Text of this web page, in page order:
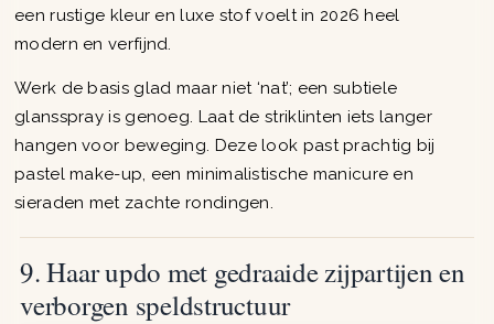
een rustige kleur en luxe stof voelt in 2026 heel
modern en verfijnd.
Werk de basis glad maar niet ‘nat’; een subtiele
glansspray is genoeg. Laat de striklinten iets langer
hangen voor beweging. Deze look past prachtig bij
pastel make-up, een minimalistische manicure en
sieraden met zachte rondingen.
9. Haar updo met gedraaide zijpartijen en
verborgen speldstructuur